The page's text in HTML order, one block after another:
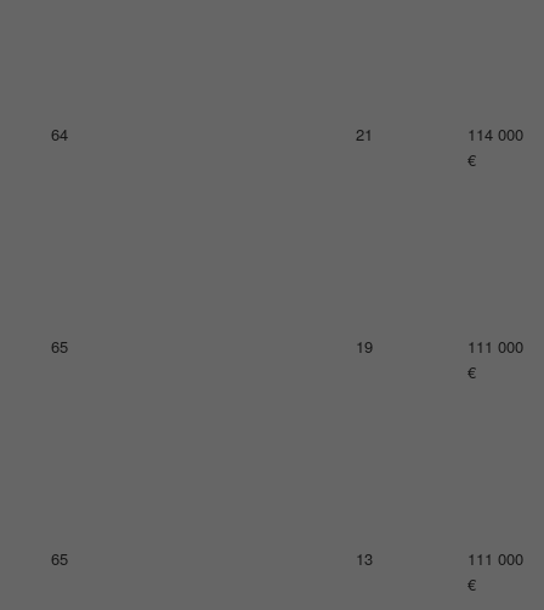
68 20
105 000
€
68 21
105 000
€
70 25
104 000
€